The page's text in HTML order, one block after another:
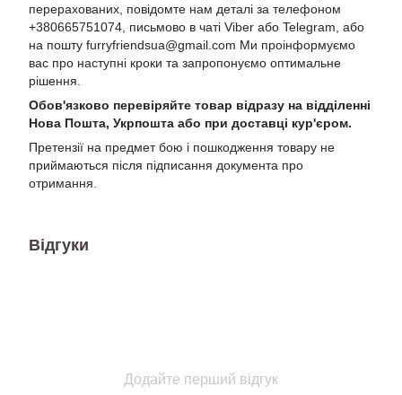
перерахованих, повідомте нам деталі за телефоном
+380665751074, письмово в чаті Viber або Telegram, або
на пошту furryfriendsua@gmail.com Ми проінформуємо
вас про наступні кроки та запропонуємо оптимальне
рішення.
Обов'язково перевіряйте товар відразу на відділенні
Нова Пошта, Укрпошта або при доставці кур'єром.
Претензії на предмет бою і пошкодження товару не
приймаються після підписання документа про
отримання.
Відгуки
Додайте перший відгук